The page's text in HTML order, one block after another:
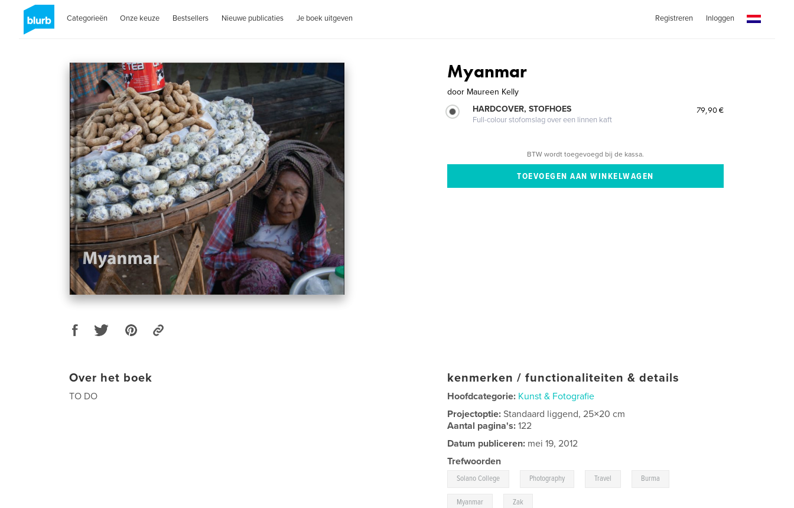
Categorieën Onze keuze Bestsellers Nieuwe publicaties Je boek uitgeven Registreren Inloggen
Myanmar
door Maureen Kelly
HARDCOVER, STOFHOES
Full-colour stofomslag over een linnen kaft
79,90 €
BTW wordt toegevoegd bij de kassa.
Over het boek
TO DO
kenmerken / functionaliteiten & details
Hoofdcategorie: Kunst & Fotografie
Projectoptie:Standaard liggend, 25×20 cm
Aantal pagina's:122
Datum publiceren: mei 19, 2012
Trefwoorden
Solano College Photography Travel Burma
Myanmar Zak